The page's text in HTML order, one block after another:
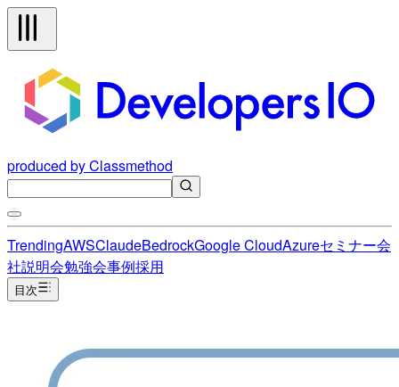
produced by Classmethod
TrendingAWSClaudeBedrockGoogle CloudAzureセミナー会
社説明会勉強会事例採用
目次